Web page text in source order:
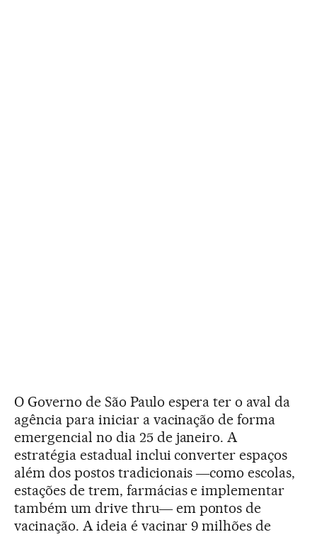
O Governo de São Paulo espera ter o aval da
agência para iniciar a vacinação de forma
emergencial no dia 25 de janeiro. A
estratégia estadual inclui converter espaços
além dos postos tradicionais ―como escolas,
estações de trem, farmácias e implementar
também um drive thru― em pontos de
vacinação. A ideia é vacinar 9 milhões de